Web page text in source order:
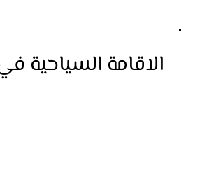
الاقامة السياحية